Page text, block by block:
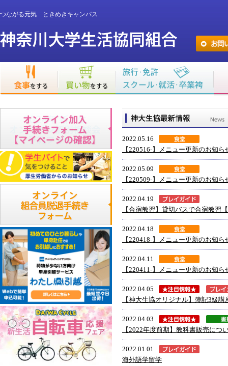
つながる元気 ときめきキャンパス
2022.05.16
【220516-】メニュー更新のお知ら
2022.05.09
【220509-】メニュー更新のお知ら
2022.04.19
【合宿教習】貸切バスで合宿教習
2022.04.18
【220418-】メニュー更新のお知ら
2022.04.11
【220411-】メニュー更新のお知ら
2022.04.05
【神大生協オリジナル】簿記3級
2022.04.03
【2022年度前期】教科書販売につ
2022.01.01
海外語学留学